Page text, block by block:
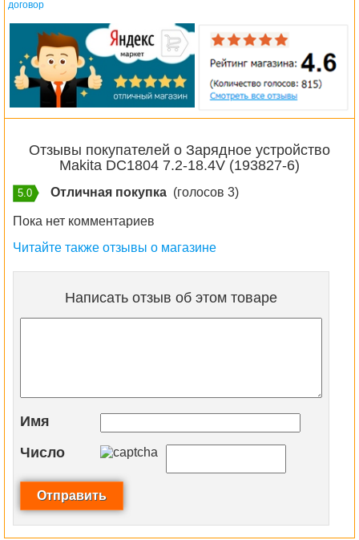
договор
Отзывы покупателей о Зарядное устройство
Makita DC1804 7.2-18.4V (193827-6)
5.0 Отличная покупка (голосов 3)
Пока нет комментариев
Читайте также отзывы о магазине
Написать отзыв об этом товаре
Имя
Число